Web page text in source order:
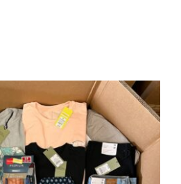
para caballeros